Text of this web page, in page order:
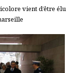
vient d’être élu